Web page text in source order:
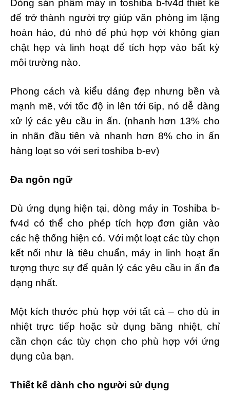
Dòng sản phẩm máy in toshiba b-fv4d thiết kế
để trở thành người trợ giúp văn phòng im lặng
hoàn hảo, đủ nhỏ để phù hợp với không gian
chật hẹp và linh hoạt để tích hợp vào bất kỳ
môi trường nào.
Phong cách và kiểu dáng đẹp nhưng bền và
mạnh mẽ, với tốc độ in lên tới 6ip, nó dễ dàng
xử lý các yêu cầu in ấn. (nhanh hơn 13% cho
in nhãn đầu tiên và nhanh hơn 8% cho in ấn
hàng loạt so với seri toshiba b-ev)
Đa ngôn ngữ
Dù ứng dụng hiện tại, dòng máy in Toshiba b-
fv4d có thể cho phép tích hợp đơn giản vào
các hệ thống hiện có. Với một loạt các tùy chọn
kết nối như là tiêu chuẩn, máy in linh hoạt ấn
tượng thực sự để quản lý các yêu cầu in ấn đa
dạng nhất.
Một kích thước phù hợp với tất cả – cho dù in
nhiệt trực tiếp hoặc sử dụng băng nhiệt, chỉ
cần chọn các tùy chọn cho phù hợp với ứng
dụng của bạn.
Thiết kế dành cho người sử dụng